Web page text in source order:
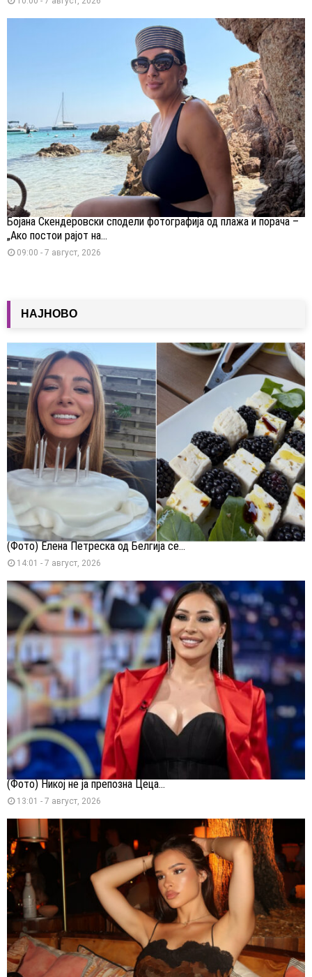
Бојана Скендеровски сподели фотографија од плажа и порача –
„Ако постои рајот на...
09:00 - 7 август, 2026
НАЈНОВО
(Фото) Елена Петреска од Белгија се...
14:01 - 7 август, 2026
(Фото) Никој не ја препозна Цеца...
13:01 - 7 август, 2026